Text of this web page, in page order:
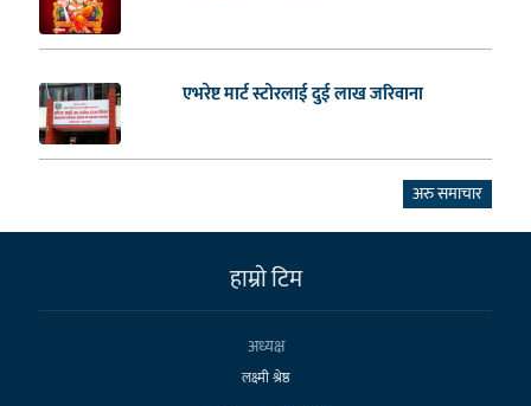
एभरेष्ट मार्ट स्टोरलाई दुई लाख जरिवाना
अरु समाचार
हाम्राे टिम
अध्यक्ष
लक्ष्मी श्रेष्ठ